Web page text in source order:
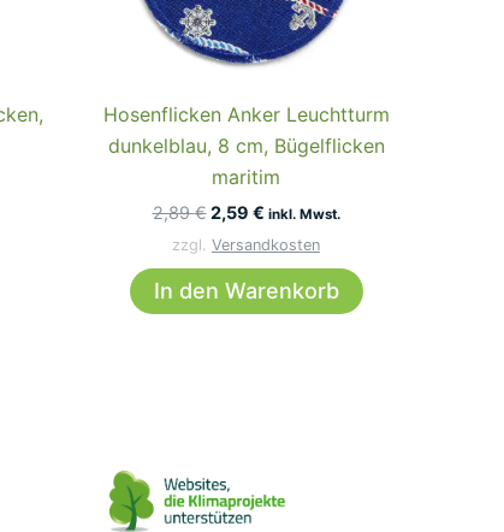
Hosenflicken Anker Leuchtturm
dunkelblau, 8 cm, Bügelflicken
maritim
2,89€ Ursprünglicher
war:
2,59 €Aktueller
ist:
inkl. Mwst.
zzgl. Versandkosten
In den Warenkorb